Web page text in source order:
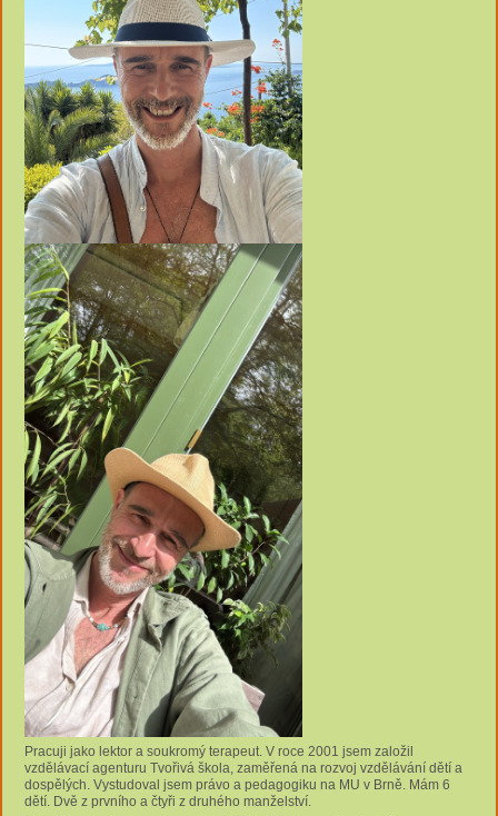
Pracuji jako lektor a soukromý terapeut. V roce 2001 jsem založil
vzdělávací agenturu Tvořivá škola, zaměřená na rozvoj vzdělávání dětí a
dospělých. Vystudoval jsem právo a pedagogiku na MU v Brně. Mám 6
dětí. Dvě z prvního a čtyři z druhého manželství.